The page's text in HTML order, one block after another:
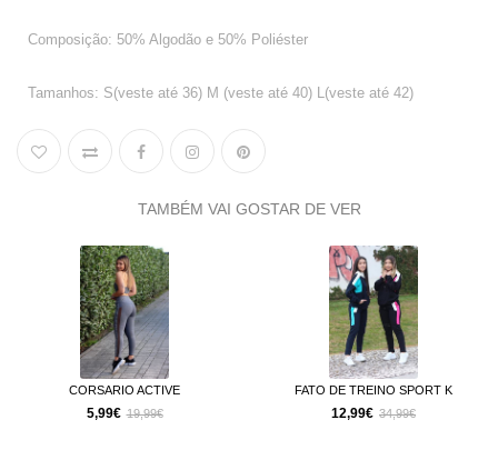
Composição: 50% Algodão e 50% Poliéster
Tamanhos: S(veste até 36) M (veste até 40) L(veste até 42)
TAMBÉM VAI GOSTAR DE VER
CORSARIO ACTIVE
5,99€ 19,99€
FATO DE TREINO SPORT K
12,99€ 34,99€